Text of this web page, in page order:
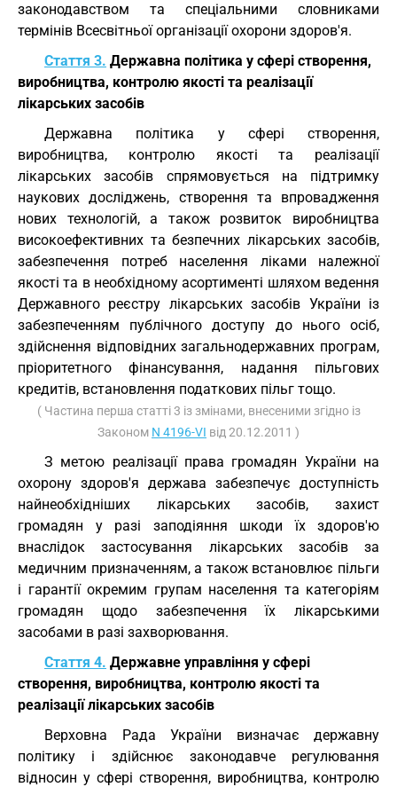
законодавством та спеціальними словниками
термінів Всесвітньої організації охорони здоров'я.
Стаття 3. Державна політика у сфері створення,
виробництва, контролю якості та реалізації
лікарських засобів
Державна політика у сфері створення,
виробництва, контролю якості та реалізації
лікарських засобів спрямовується на підтримку
наукових досліджень, створення та впровадження
нових технологій, а також розвиток виробництва
високоефективних та безпечних лікарських засобів,
забезпечення потреб населення ліками належної
якості та в необхідному асортименті шляхом ведення
Державного реєстру лікарських засобів України із
забезпеченням публічного доступу до нього осіб,
здійснення відповідних загальнодержавних програм,
пріоритетного фінансування, надання пільгових
кредитів, встановлення податкових пільг тощо.
( Частина перша статті 3 із змінами, внесеними згідно із
Законом N 4196-VI від 20.12.2011 )
З метою реалізації права громадян України на
охорону здоров'я держава забезпечує доступність
найнеобхідніших лікарських засобів, захист
громадян у разі заподіяння шкоди їх здоров'ю
внаслідок застосування лікарських засобів за
медичним призначенням, а також встановлює пільги
і гарантії окремим групам населення та категоріям
громадян щодо забезпечення їх лікарськими
засобами в разі захворювання.
Стаття 4. Державне управління у сфері
створення, виробництва, контролю якості та
реалізації лікарських засобів
Верховна Рада України визначає державну
політику і здійснює законодавче регулювання
відносин у сфері створення, виробництва, контролю